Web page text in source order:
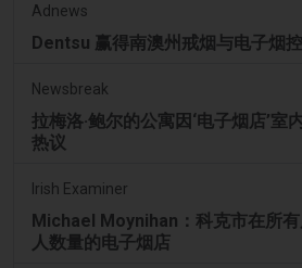
Adnews
Dentsu 赢得南澳州戒烟与电子烟
Newsbreak
拉梅洛·鲍尔的公寓因‘电子烟店’室
热议
Irish Examiner
Michael Moynihan：科克市在所
人数量的电子烟店